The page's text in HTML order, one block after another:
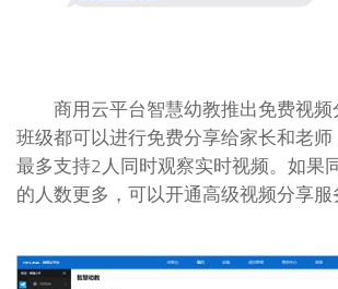
商用云平台智慧幼教推出免费视频
班级都可以进行免费分享给家长和老
最多支持2人同时观察实时视频。如果
的人数更多，可以开通高级视频分享服